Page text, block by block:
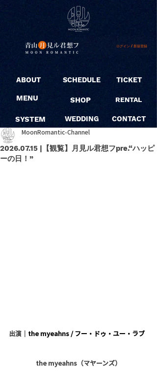
ログイン / 新規登録
ABOUT
MENU
SYSTEM
SCHEDULE
SHOP
WEDDING
TICKET
RENTAL
CONTACT
2026.07.15 |【観覧】月見ル君想フpre.“ハッピ
ーの日！”
MoonRomantic-Channel
出演｜ the myeahns / フー・ドゥ・ユー・ラブ
the myeahns（マヤーンズ）